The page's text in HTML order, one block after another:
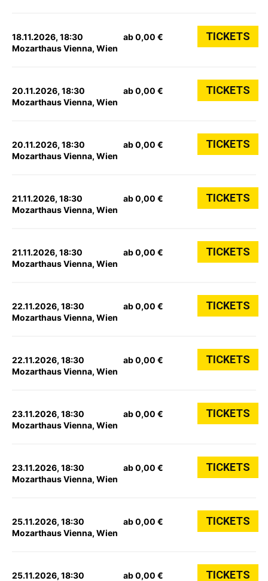
18.11.2026, 18:30
Mozarthaus Vienna, Wien
ab 0,00 € TICKETS
20.11.2026, 18:30
Mozarthaus Vienna, Wien
ab 0,00 € TICKETS
20.11.2026, 18:30
Mozarthaus Vienna, Wien
ab 0,00 € TICKETS
21.11.2026, 18:30
Mozarthaus Vienna, Wien
ab 0,00 € TICKETS
21.11.2026, 18:30
Mozarthaus Vienna, Wien
ab 0,00 € TICKETS
22.11.2026, 18:30
Mozarthaus Vienna, Wien
ab 0,00 € TICKETS
22.11.2026, 18:30
Mozarthaus Vienna, Wien
ab 0,00 € TICKETS
23.11.2026, 18:30
Mozarthaus Vienna, Wien
ab 0,00 € TICKETS
23.11.2026, 18:30
Mozarthaus Vienna, Wien
ab 0,00 € TICKETS
25.11.2026, 18:30
Mozarthaus Vienna, Wien
ab 0,00 € TICKETS
25.11.2026, 18:30 ab 0,00 € TICKETS